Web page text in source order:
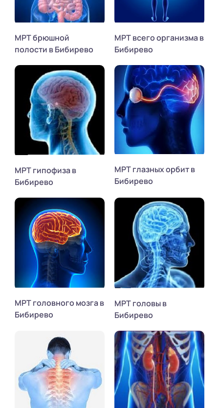
МРТ брюшной
полости в Бибирево
МРТ всего организма в
Бибирево
МРТ гипофиза в
Бибирево
МРТ глазных орбит в
Бибирево
МРТ головного мозга в
Бибирево
МРТ головы в
Бибирево